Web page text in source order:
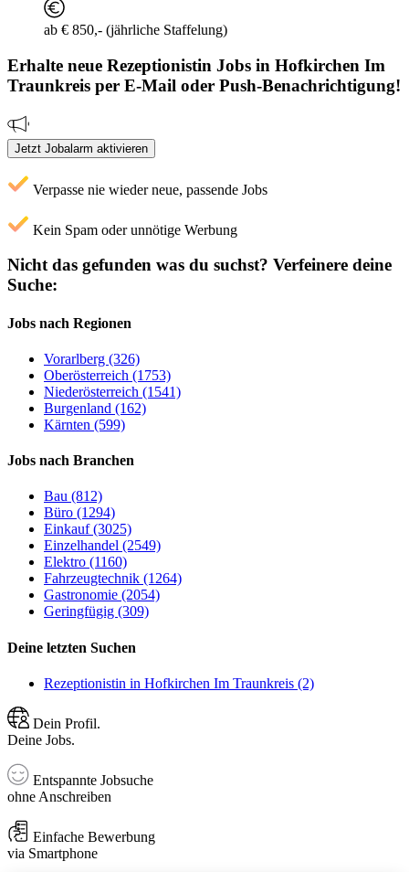
ab € 850,- (jährliche Staffelung)
Erhalte neue Rezeptionistin Jobs in Hofkirchen Im
Traunkreis per E-Mail oder Push-Benachrichtigung!
Jetzt Jobalarm aktivieren
Verpasse nie wieder neue, passende Jobs
Kein Spam oder unnötige Werbung
Nicht das gefunden was du suchst? Verfeinere deine
Suche:
Jobs nach Regionen
Vorarlberg (326)
Oberösterreich (1753)
Niederösterreich (1541)
Burgenland (162)
Kärnten (599)
Jobs nach Branchen
Bau (812)
Büro (1294)
Einkauf (3025)
Einzelhandel (2549)
Elektro (1160)
Fahrzeugtechnik (1264)
Gastronomie (2054)
Geringfügig (309)
Deine letzten Suchen
Rezeptionistin in Hofkirchen Im Traunkreis (2)
Dein Profil.
Deine Jobs.
Entspannte Jobsuche
ohne Anschreiben
Einfache Bewerbung
via Smartphone